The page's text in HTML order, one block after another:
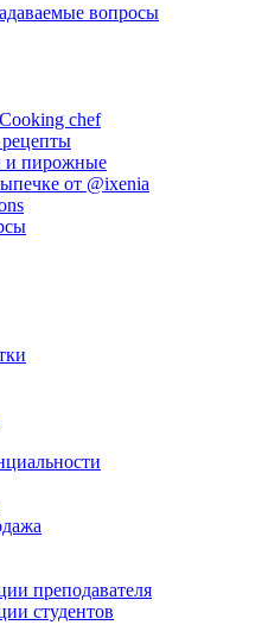
вопросы
chef
рецепты
и пирожные
от @ixenia
преподавателя
студентов